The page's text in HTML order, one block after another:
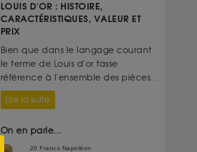
LOUIS D'OR : HISTOIRE,
CARACTÉRISTIQUES, VALEUR ET
PRIX
Bien que dans le langage courant
le terme de Louis d'or fasse
référence à l'ensemble des pièces...
Lire la suite
On en parle...
20 Francs Napoléon